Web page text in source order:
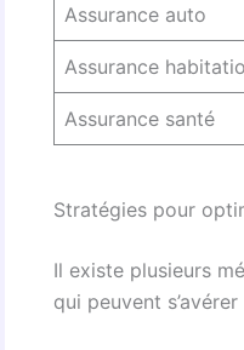
Assurance auto
Assurance
Assurance santé
Stratégies pour
Il existe plusieurs
qui peuvent